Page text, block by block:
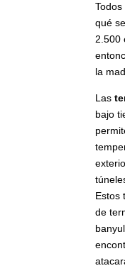
qué
2.500
la
Las
bajo
Estos
de